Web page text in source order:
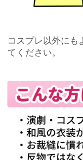
コスプレ以外にも
てください。